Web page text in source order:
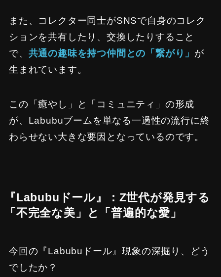
また、コレクター同士がSNSで自身のコレク
ションを共有したり、交換したりすること
で、 共通の趣味を持つ仲間との「繋がり」 が
生まれています。
この「癒やし」と「コミュニティ」の形成
が、Labubuブームを単なる一過性の流行に終
わらせない大きな要因となっているのです。
『Labubuドール』：Z世代が発見する
「不完全な美」と「普遍的な愛」
今回の『Labubuドール』現象の深掘り、どう
でしたか？